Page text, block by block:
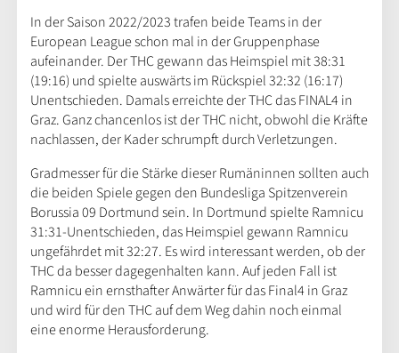
In der Saison 2022/2023 trafen beide Teams in der
European League schon mal in der Gruppenphase
aufeinander. Der THC gewann das Heimspiel mit 38:31
(19:16) und spielte auswärts im Rückspiel 32:32 (16:17)
Unentschieden. Damals erreichte der THC das FINAL4 in
Graz. Ganz chancenlos ist der THC nicht, obwohl die Kräfte
nachlassen, der Kader schrumpft durch Verletzungen.
Gradmesser für die Stärke dieser Rumäninnen sollten auch
die beiden Spiele gegen den Bundesliga Spitzenverein
Borussia 09 Dortmund sein. In Dortmund spielte Ramnicu
31:31-Unentschieden, das Heimspiel gewann Ramnicu
ungefährdet mit 32:27. Es wird interessant werden, ob der
THC da besser dagegenhalten kann. Auf jeden Fall ist
Ramnicu ein ernsthafter Anwärter für das Final4 in Graz
und wird für den THC auf dem Weg dahin noch einmal
eine enorme Herausforderung.